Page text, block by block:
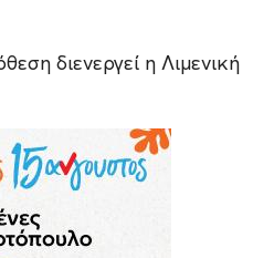
διενεργεί η Λιμενική